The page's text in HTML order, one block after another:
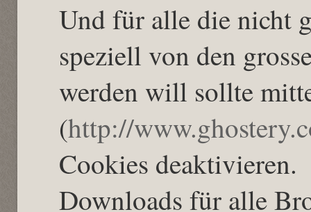
Und für alle die nicht
speziell von den
werden will sollte
(http://
Cookies deaktivieren.
Downloads für alle